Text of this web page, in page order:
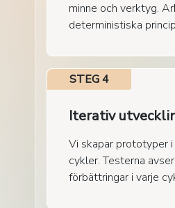
minne och verktyg.
deterministiska
Iterativ
STEG 4
Vi skapar prototyper
cykler. Testerna
förbättringar i varje